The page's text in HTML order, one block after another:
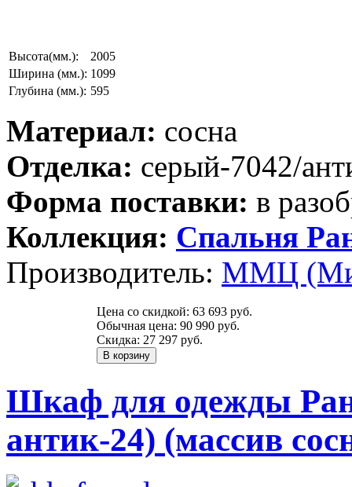
Высота(мм.):
2005
Ширина (мм.): 1099
Глубина (мм.): 595
Материал: сосна
Отделка: серый-7042/
Форма поставки: в
Коллекция: Спальня
Производитель: ММЦ
Цена со скидкой: 63 693 руб.
Обычная цена: 90 990 руб.
Скидка: 27 297 руб.
Шкаф для одежды
антик-24) (массив